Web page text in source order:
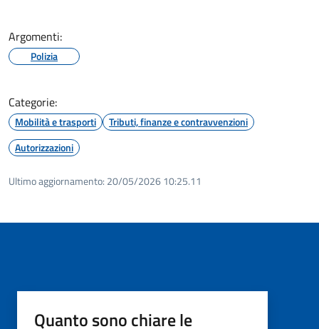
Argomenti:
Polizia
Categorie:
Mobilità e trasporti
Tributi, finanze e contravvenzioni
Autorizzazioni
Ultimo aggiornamento: 20/05/2026 10:25.11
Quanto sono chiare le